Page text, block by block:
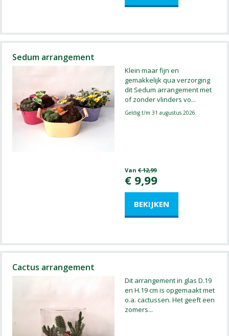
Sedum arrangement
Klein maar fijn en
gemakkelijk qua verzorging
dit Sedum arrangement met
of zonder vlinders vo...
Geldig t/m 31 augustus 2026
Van € 12,99
€ 9,99
Cactus arrangement
Dit arrangement in glas D.19
en H.19 cm is opgemaakt met
o.a. cactussen. Het geeft een
zomers...